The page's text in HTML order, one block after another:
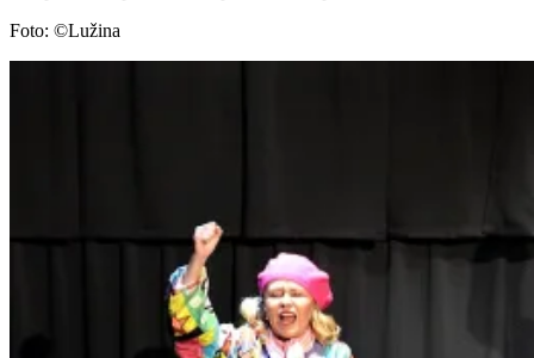
Foto: ©Lužina